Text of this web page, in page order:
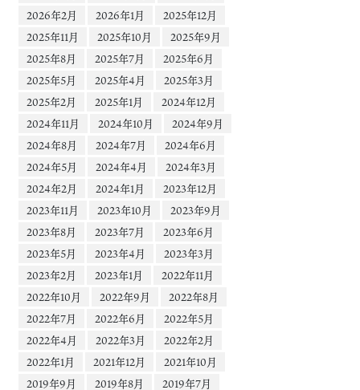
2026年2月
2026年1月
2025年12月
2025年11月
2025年10月
2025年9月
2025年8月
2025年7月
2025年6月
2025年5月
2025年4月
2025年3月
2025年2月
2025年1月
2024年12月
2024年11月
2024年10月
2024年9月
2024年8月
2024年7月
2024年6月
2024年5月
2024年4月
2024年3月
2024年2月
2024年1月
2023年12月
2023年11月
2023年10月
2023年9月
2023年8月
2023年7月
2023年6月
2023年5月
2023年4月
2023年3月
2023年2月
2023年1月
2022年11月
2022年10月
2022年9月
2022年8月
2022年7月
2022年6月
2022年5月
2022年4月
2022年3月
2022年2月
2022年1月
2021年12月
2021年10月
2019年9月
2019年8月
2019年7月